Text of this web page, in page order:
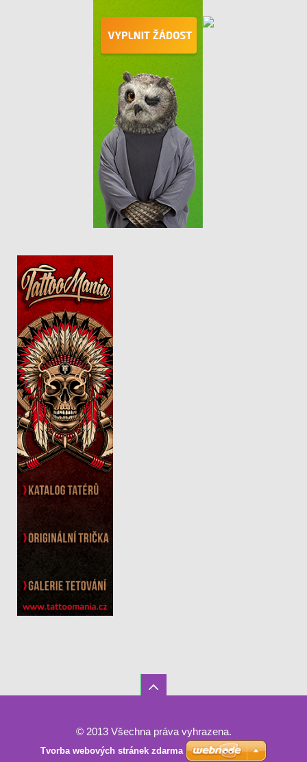
© 2013 Všechna práva vyhrazena.
Tvorba webových stránek zdarma